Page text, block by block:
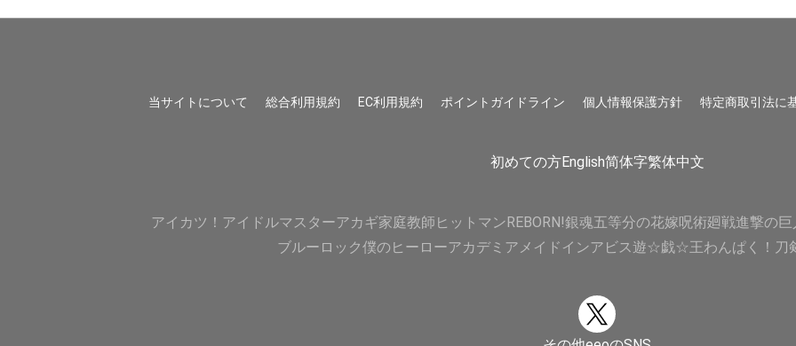
当サイトについて 総合利用規約 EC利用規約 ポイントガイドライン 個人情報保護方針 特定商取引法に
初めての方English简体字繁体中文
アイカツ！ アイドルマスターアカギ家庭教師ヒットマンREBORN!銀魂五等分の花嫁呪術廻戦進撃の巨
ブルーロック僕のヒーローアカデミア メイドインアビス遊☆戯☆王わんぱく！刀